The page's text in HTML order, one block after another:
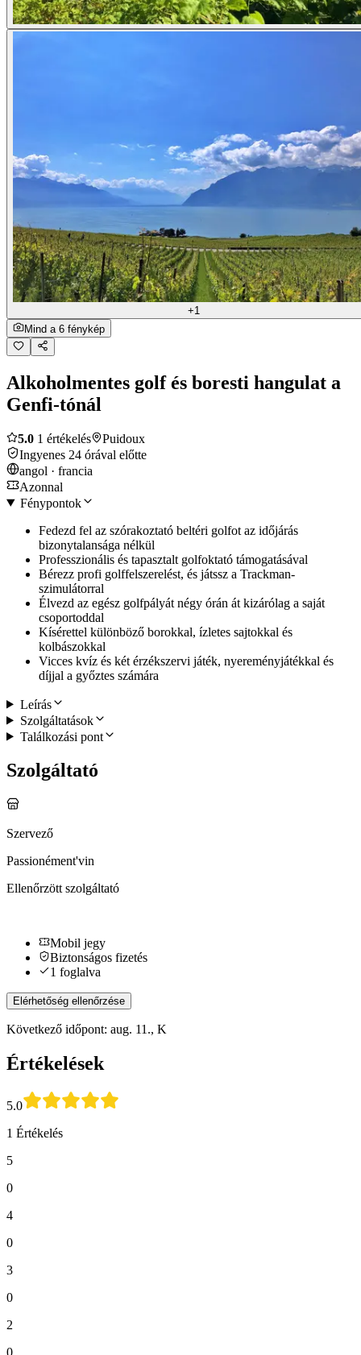
+1
Mind a 6 fénykép
Alkoholmentes golf és boresti hangulat a
Genfi-tónál
5.0 1 értékelés
Puidoux
Ingyenes 24 órával előtte
angol · francia
Azonnal
Fénypontok
Fedezd fel az szórakoztató beltéri golfot az időjárás
bizonytalansága nélkül
Professzionális és tapasztalt golfoktató támogatásával
Bérezz profi golffelszerelést, és játssz a Trackman-
szimulátorral
Élvezd az egész golfpályát négy órán át kizárólag a saját
csoportoddal
Kísérettel különböző borokkal, ízletes sajtokkal és
kolbászokkal
Vicces kvíz és két érzékszervi játék, nyereményjátékkal és
díjjal a győztes számára
Leírás
Szolgáltatások
Találkozási pont
Szolgáltató
Szervező
Passionément'vin
Ellenőrzött szolgáltató
Mobil jegy
Biztonságos fizetés
1 foglalva
Elérhetőség ellenőrzése
Következő időpont: aug. 11., K
Értékelések
5.0
1 Értékelés
5
0
4
0
3
0
2